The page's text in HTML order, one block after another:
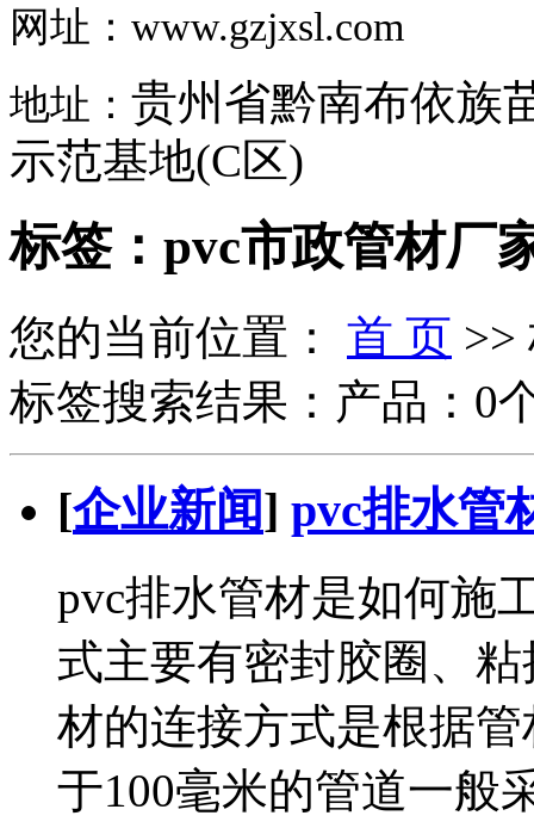
网址：www.gzjxsl.com
地址： 贵州省黔南布依族
示范基地(C区)
标签：pvc市政管材厂
您的当前位置： 首 页 >>
标签搜索结果：产品：0
[企业新闻] pvc排水管
pvc排水管材是如何施
式主要有密封胶圈、
材的连接方式是根据
于100毫米的管道一般